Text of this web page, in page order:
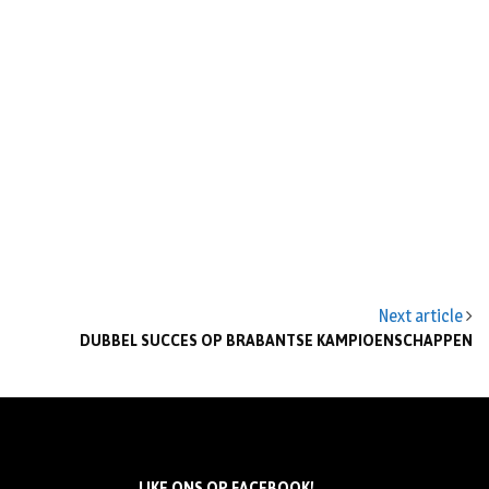
Next article
DUBBEL SUCCES OP BRABANTSE KAMPIOENSCHAPPEN